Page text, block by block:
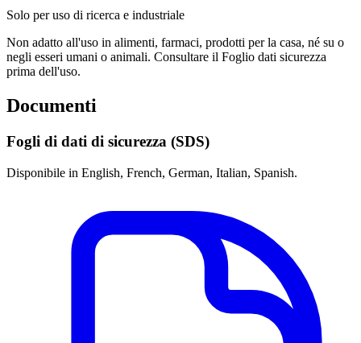
Solo per uso di ricerca e industriale
Non adatto all'uso in alimenti, farmaci, prodotti per la casa, né su o
negli esseri umani o animali. Consultare il Foglio dati sicurezza
prima dell'uso.
Documenti
Fogli di dati di sicurezza (SDS)
Disponibile in English, French, German, Italian, Spanish.